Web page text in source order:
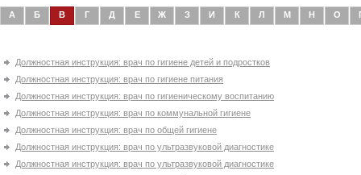
А Б В Г Д Е Ж З И К Л М Н О
Должностная инструкция: врач по гигиене детей и подростков
Должностная инструкция: врач по гигиене питания
Должностная инструкция: врач по гигиеническому воспитанию
Должностная инструкция: врач по коммунальной гигиене
Должностная инструкция: врач по общей гигиене
Должностная инструкция: врач по ультразвуковой диагностике
Должностная инструкция: врач по ультразвуковой диагностике